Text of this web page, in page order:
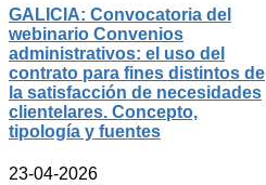
GALICIA: Convocatoria del
webinario Convenios
administrativos: el uso del
contrato para fines distintos de
la satisfacción de necesidades
clientelares. Concepto,
tipología y fuentes
23-04-2026